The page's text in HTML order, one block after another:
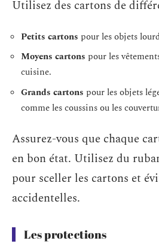
Utilisez des cartons de
Petits cartons pour les objets
Moyens cartons pour les
cuisine.
Grands cartons pour les objets
comme les coussins ou les
Assurez-vous que chaque
en bon état. Utilisez du
pour sceller les cartons et
accidentelles.
Les protections